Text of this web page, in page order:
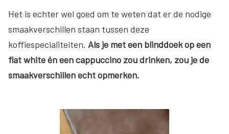
Het is echter wel goed om te weten dat er de nodige
smaakverschillen staan tussen deze
koffiespecialiteiten. Als je met een blinddoek op een
flat white én een cappuccino zou drinken, zou je de
smaakverschillen echt opmerken.